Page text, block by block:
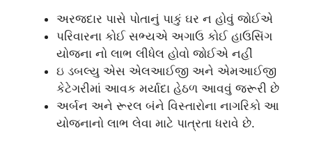
અરજદાર પાસે પોતાનું પાકું ઘર ન હોવું જોઈએ
પરિવારના કોઈ સભ્યએ અગાઉ કોઈ હાઉસિંગ
યોજના નો લાભ લીધેલ હોવો જોઈએ નહીં
ઇ ડબલ્યુ એસ એલઆઈજી અને એમઆઈજી
કેટેગરીમાં આવક મર્યાદા હેઠળ આવવું જરૂરી છે
અર્બન અને રૂરલ બંને વિસ્તારોના નાગરિકો આ
યોજનાનો લાભ લેવા માટે પાત્રતા ધરાવે છે.